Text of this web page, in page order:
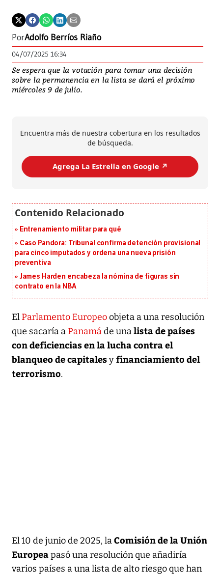
PorAdolfo Berríos Riaño
04/07/2025 16:34
Se espera que la votación para tomar una decisión
sobre la permanencia en la lista se dará el próximo
miércoles 9 de julio.
Encuentra más de nuestra cobertura en los resultados
de búsqueda.
Agrega La Estrella en Google ↗️
Entrenamiento militar para qué
Caso Pandora: Tribunal confirma detención provisional
para cinco imputados y ordena una nueva prisión
preventiva
James Harden encabeza la nómina de figuras sin
contrato en la NBA
ElParlamento Europeoobjeta a una resolución
que sacaría aPanamáde unalista de países
con deficiencias en la lucha contra el
blanqueo de capitalesy financiamiento del
terrorismo.
El 10 de junio de 2025, laComisión de la Unión
Europeapasó una resolución que añadiría
varios países a una lista de alto riesgo que han